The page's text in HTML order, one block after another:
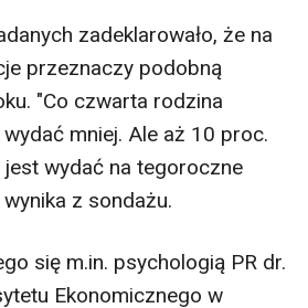
zadeklarowało, że na
przeznaczy podobną
"Co czwarta rodzina
mniej. Ale aż 10 proc.
wydać na tegoroczne
z sondażu.
się m.in. psychologią PR dr.
Ekonomicznego w